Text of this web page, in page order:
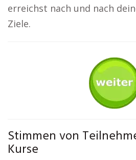
erreichst nach und nach
Ziele.
Stimmen von
Kurse